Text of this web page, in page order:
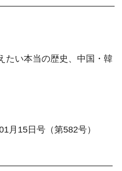
たい本当の歴史、中国・韓
号（第582号）